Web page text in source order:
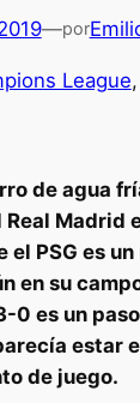
—por
League,
de agua
Madrid
el PSG es
en su
0 es un
estar
de juego.